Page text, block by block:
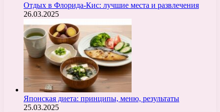
Отдых в Флорида-Кис: лучшие места и развлечения
26.03.2025
Японская диета: принципы, меню, результаты
25.03.2025